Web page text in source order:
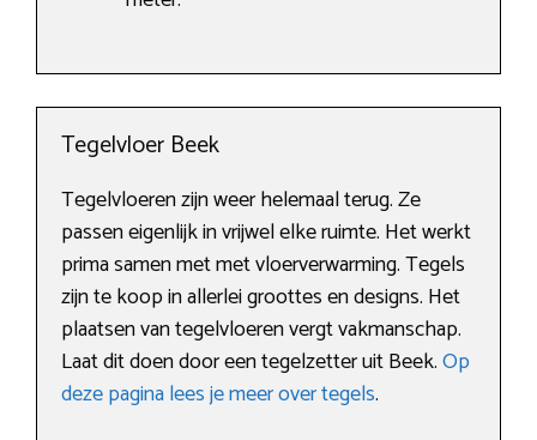
Tegelvloer Beek
Tegelvloeren zijn weer helemaal terug. Ze
passen eigenlijk in vrijwel elke ruimte. Het werkt
prima samen met met vloerverwarming. Tegels
zijn te koop in allerlei groottes en designs. Het
plaatsen van tegelvloeren vergt vakmanschap.
Laat dit doen door een tegelzetter uit Beek.Op
deze pagina lees je meer over tegels.